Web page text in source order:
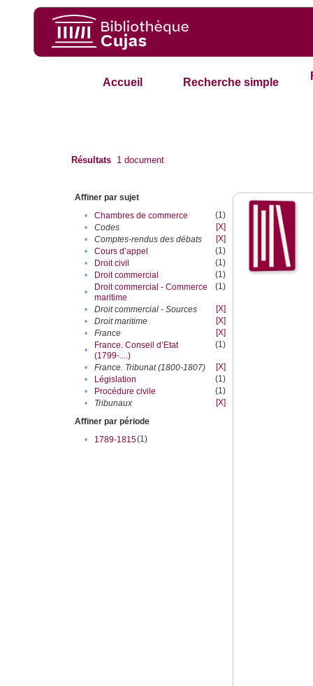
Accueil Recherche simple
Résultats 1 document
Affiner par sujet
•
Chambres de commerce
(1)
•
Codes
[X]
•
Comptes-rendus des débats
[X]
•
Cours d’appel
(1)
•
Droit civil
(1)
•
Droit commercial
(1)
•
Droit commercial - Commerce
maritime
(1)
• Droit commercial - Sources
[X]
•
Droit maritime
[X]
•
France
[X]
•
France. Conseil d’Etat
(1799-....)
(1)
• France. Tribunat (1800-1807)
[X]
•
Législation
(1)
•
Procédure civile
(1)
•
Tribunaux
[X]
Affiner par période
•
1789-1815(1)